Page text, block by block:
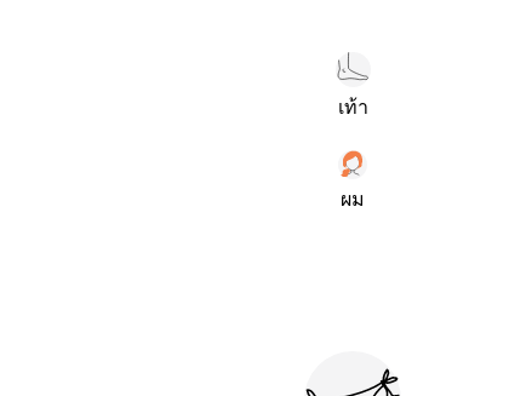
เท้า
ผม